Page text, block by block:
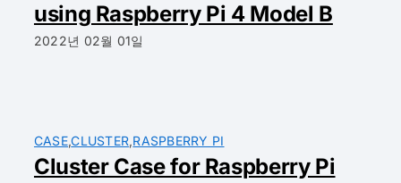
using Raspberry Pi 4 Model B
2022년 02월 01일
CASE,CLUSTER,RASPBERRY PI
Cluster Case for Raspberry Pi